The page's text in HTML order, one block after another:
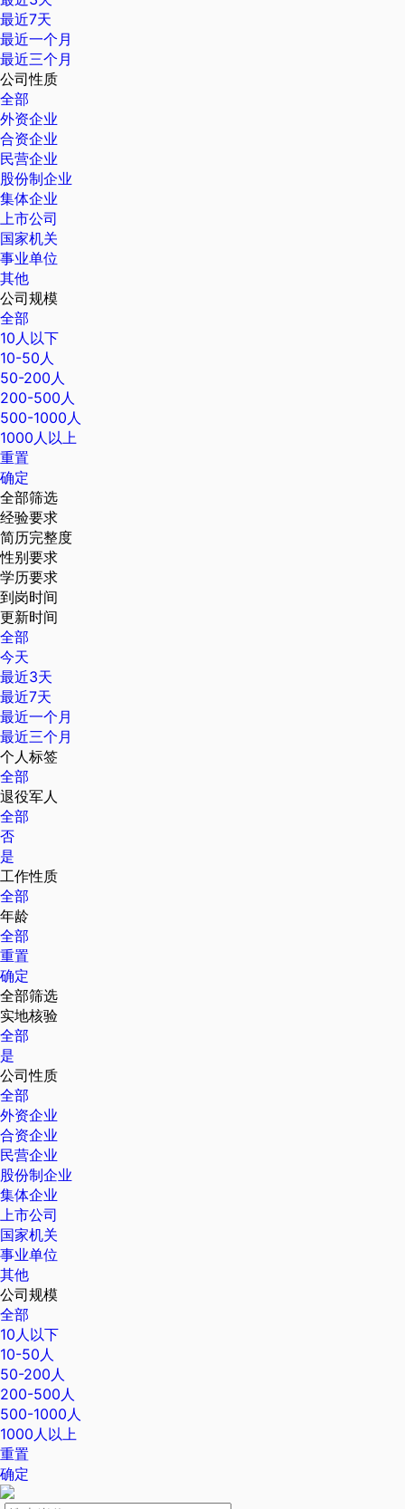
最近7天
最近一个月
最近三个月
公司性质
全部
外资企业
合资企业
民营企业
股份制企业
集体企业
上市公司
国家机关
事业单位
其他
公司规模
全部
10人以下
10-50人
50-200人
200-500人
500-1000人
1000人以上
重置
确定
全部筛选
经验要求
简历完整度
性别要求
学历要求
到岗时间
更新时间
全部
今天
最近3天
最近7天
最近一个月
最近三个月
个人标签
全部
退役军人
全部
否
是
工作性质
全部
年龄
全部
重置
确定
全部筛选
实地核验
全部
是
公司性质
全部
外资企业
合资企业
民营企业
股份制企业
集体企业
上市公司
国家机关
事业单位
其他
公司规模
全部
10人以下
10-50人
50-200人
200-500人
500-1000人
1000人以上
重置
确定